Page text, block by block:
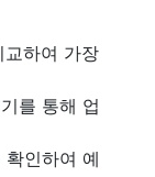
교하여 가장
를 통해 업
인하여 예